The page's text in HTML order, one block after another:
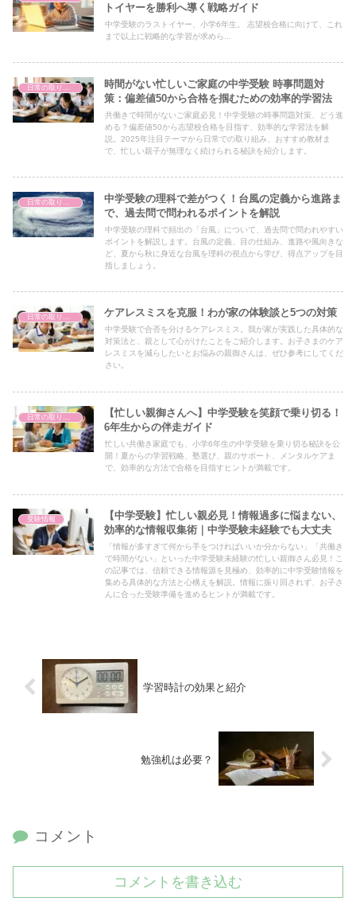
トイヤーを勝利へ導く戦略ガイド
中学受験のラストイヤー、小学6年生。 志望校合格に向けて、これ
まで以上に戦略的な学習が求めら...
時間がない忙しいご家庭の中学受験 時事問題対
策：偏差値50から合格を掴むための効率的学習法
共働きで時間がないご家庭必見！中学受験の時事問題対策、どう進
める？偏差値50から志望校合格を目指す、効率的な学習法を解
説。2025年注目テーマから日常での取り組み、おすすめ教材ま
で、忙しい親子が無理なく続けられる秘訣を紹介します。
中学受験の理科で差がつく！台風の定義から進路ま
で、過去問で問われるポイントを解説
中学受験の理科で頻出の「台風」について、過去問で問われやすい
ポイントを解説します。台風の定義、目の仕組み、進路や風向きな
ど、夏から秋に身近な台風を理科の視点から学び、得点アップを目
指しましょう。
ケアレスミスを克服！わが家の体験談と5つの対策
中学受験で合否を分けるケアレスミス。我が家が実践した具体的な
対策法と、親として心がけたことをご紹介します。お子さまのケア
レスミスを減らしたいとお悩みの親御さんは、ぜひ参考にしてくだ
さい。
【忙しい親御さんへ】中学受験を笑顔で乗り切る！
6年生からの伴走ガイド
忙しい共働き家庭でも、小学6年生の中学受験を乗り切る秘訣を公
開！夏からの学習戦略、塾選び、親のサポート、メンタルケアま
で、効率的な方法で合格を目指すヒントが満載です。
受験情報
【中学受験】忙しい親必見！情報過多に悩まない、
効率的な情報収集術｜中学受験未経験でも大丈夫
「情報が多すぎて何から手をつければいいか分からない」「共働き
で時間がない」といった中学受験未経験の忙しい親御さん必見！こ
の記事では、信頼できる情報源を見極め、効率的に中学受験情報を
集める具体的な方法と心構えを解説。情報に振り回されず、お子さ
んに合った受験準備を進めるヒントが満載です。
学習時計の効果と紹介
勉強机は必要？
コメント
コメントを書き込む